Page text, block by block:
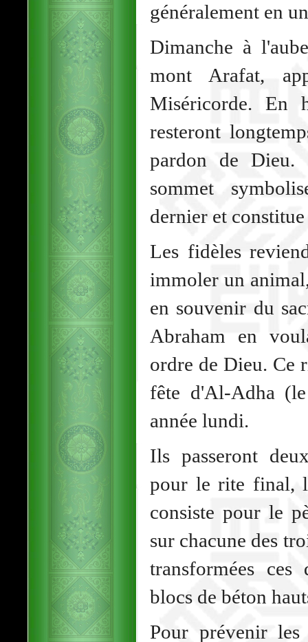
généralement en
Dimanche à
mont Arafat,
Miséricorde. En
resteront
pardon de Dieu.
sommet
dernier et
Les fidèles
immoler un
en souvenir du
Abraham en
ordre de Dieu. Ce
fête d'Al-Adha
année lundi.
Ils passeront
pour le rite final,
consiste pour le
sur chacune des
transformées ces
blocs de béton
Pour prévenir